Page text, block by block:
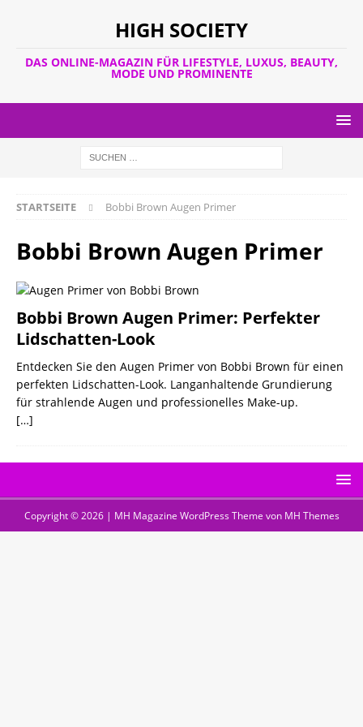
HIGH SOCIETY
DAS ONLINE-MAGAZIN FÜR LIFESTYLE, LUXUS, BEAUTY,
MODE UND PROMINENTE
STARTSEITE Bobbi Brown Augen Primer
Bobbi Brown Augen Primer
Bobbi Brown Augen Primer: Perfekter
Lidschatten-Look
Entdecken Sie den Augen Primer von Bobbi Brown für einen
perfekten Lidschatten-Look. Langanhaltende Grundierung
für strahlende Augen und professionelles Make-up.
[…]
Copyright © 2026 | MH Magazine WordPress Theme von MH Themes